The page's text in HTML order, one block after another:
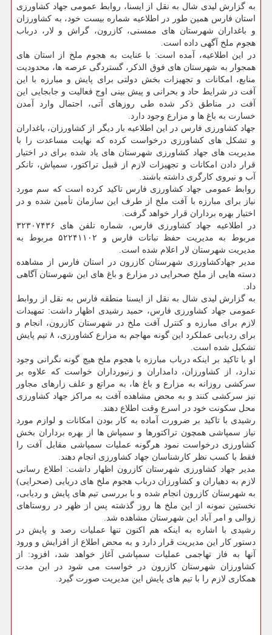
به گزارش لیدی شال به نقل از ایسنا، روابط عمومی جهاد كشاورزی
استان فارس همین طور در اطلاعیه شماره بیست خود، به كشاورزان
و باغداران شهرستان های ممسنی، كازرون، گراش و لار، درباب
هجوم ملخ آگهی داده است.
در این اطلاعیه، آمده است: با عنایت به هجوم ملخ از استان های
همجوار به شهرستان های فوق الذكر، گستردگی عرصه ها، محدودیت
منابع، امكانات و تجهیزات بخش دولتی برای پایش و مبارزه با این
آفت در شرایط حاد و بحرانی و پیش بینی اوج فعالیت و جابجایی این
آفت در مناطق ذكر شده طی روزهای آتی، احتمال وارد آمدن
خسارت به باغ ها و مزارع وجود دارد.
جهاد كشاورزی فارس در این اطلاعیه بار دیگر از كشاورزان، باغداران
و تشكل های كشاورزی درخواست كرده كه نهایت مساعدت را با
مدیریت های جهاد كشاورزی شهرستان های یاد شده برای در اختیار
قرار دادن امكانات و تجهیزات لازم از قبیل تراكتور، سمپاش، تانكر
آب و نیروی كارگری داشته باشند.
روابط عمومی جهاد كشاورزی فارس تاكید كرده است كه سم مورد
نیاز برای مبارزه با آفت ملخ از طرف این سازمان تأمین شده و در
اختیار بهره برداران قرار خواهد گرفت.
در اطلاعیه جهاد كشاورزی فارس، شماره تلفن های ۳۲۳۰۷۴۳۶
مربوط به مدیریت حفظ نباتات فارس و ۵۲۲۴۱۱۰۲ مربوط به
مدیریت شهرستان لار اعلام شده است.
مدیر جهادكشاورزی شهرستان كازرون در استان فارس از مشاهده
دسته هایی از ملخ صحرایی در مزارع و باغ های این شهرستان آگاهی
داد.
به گزارش لیدی شال به نقل از ایسنا منطقه فارس به نقل از روابط
عمومی جهاد كشاورزی فارس، حمید رشیدی اظهار داشت: تمهیدات
لازم برای مبارزه و كنترل آفت ملخ در شهرستان كازرون، انجام و
برای ردیابی عملكرد این گونه مهاجم به مزارع كشاورزی، ۸ تیم پایش
تشكیل شده است.
او با تاكید بر اینكه درباب مبارزه با هجوم ملخ هیچ گونه نگرانی وجود
ندارد، از كشاورزان، دامداران و زنبورداران خواست كه علاوه بر
سركشی روزانه به مزارع و باغ ها، به مراتع و علف زارهای مجاور
نیز سركشی كنند و به محض مشاهده آفت به مراكز جهاد كشاورزی
محل سكونت خود در اسرع وقت اطلاع دهند.
رشیدی با تاكید بر ضرورت آماده به كار بودن امكانات و لوازم مورد
نیاز سمپاشی همچون تراكتورها و سمپاش ها از بهره برداران بخش
كشاورزی درخواست نمود هرگونه عملیات سمپاشی مقابل آفت را
فقط با كسب نظر كارشناسان جهاد كشاورزی انجام دهند.
مدیر جهاد كشاورزی شهرستان كازرون اظهار داشت: اطلاع رسانی
لازم به دهیاران و كشاورزان درباب هجوم ملخ های دریایی (صحرایی)
به شهرستان كازرون انجام شده و با بررسی تیم های پایش و ردیابی،
نخستین نمونه از این ملخ ها روز گذشته پس از ظهر در روستاهای
زوالی و امر آباد این شهرستان مشاهده شد.
رشیدی با اشاره به اینكه هم اكنون تنها عملیات رصد و پایش در
دستور كار این مدیریت قرار دارد و به محض اطلاع از افزایش و ورود
آنها به فاز تهاجمی عملیات سمپاشی آغاز خواهد شد، افزود: از
كشاورزان شهرستان كازرون در خواست می شود در این مدت
همكاری لازم را با تیم های پایش این مدیریت صورت گیرد.